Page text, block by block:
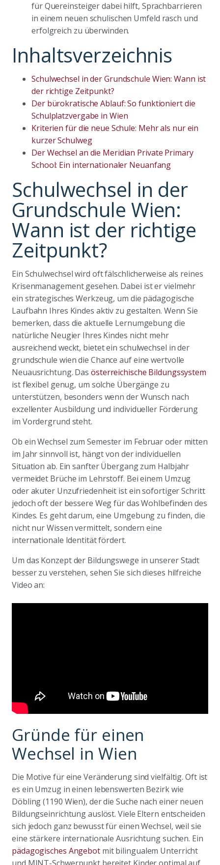
für Quereinsteiger dabei hilft, Sprachbarrieren
in einem neuen schulischen Umfeld rasch und
erfolgreich zu überwinden.
Inhaltsverzeichnis
Schulwechsel in der Grundschule Wien: Wann ist
der richtige Zeitpunkt?
Der bürokratische Ablauf: So funktioniert die
Schulplatzvergabe in Wien
Kriterien für die neue Schule: Mehr als nur ein
kurzer Schulweg
Der Wechsel an die Meridian Private Primary
School: Ein internationaler Neuanfang
Schulwechsel in der
Grundschule Wien:
Wann ist der richtige
Zeitpunkt?
Ein Schulwechsel wird oft fälschlicherweise als reines
Krisenmanagement gesehen. Dabei ist er vielmehr
ein strategisches Werkzeug, um die pädagogische
Laufbahn Ihres Kindes aktiv zu gestalten. Wenn Sie
bemerken, dass die aktuelle Lernumgebung die
natürliche Neugier Ihres Kindes nicht mehr
ausreichend weckt, bietet ein schulwechsel in der
grundschule wien die Chance auf eine wertvolle
Neuausrichtung. Das österreichische Bildungssystem
ist flexibel genug, um solche Übergänge zu
unterstützen, besonders wenn der Wunsch nach
exzellenter Ausbildung und individueller Förderung
im Vordergrund steht.
Ob ein Wechsel zum Semester im Februar oder mitten
im Jahr sinnvoll ist, hängt von der individuellen
Situation ab. Ein sanfter Übergang zum Halbjahr
vermeidet Brüche im Lehrstoff. Bei einem Umzug
oder akuter Unzufriedenheit ist ein sofortiger Schritt
jedoch oft der bessere Weg für das Wohlbefinden des
Kindes. Es geht darum, eine Umgebung zu finden, die
nicht nur Wissen vermittelt, sondern eine
internationale Identität fördert.
Um das Konzept der Bildungswege in unserer Stadt
besser zu verstehen, sehen Sie sich dieses hilfreiche
Video an:
Gründe für einen
Wechsel in Wien
Die Motive für eine Veränderung sind vielfältig. Oft ist
es ein Umzug in einen lebenswerten Bezirk wie
Döbling (1190 Wien), der die Suche nach einer neuen
Bildungseinrichtung auslöst. Viele Eltern entscheiden
sich jedoch ganz bewusst für einen Wechsel, weil sie
eine stärkere internationale Ausrichtung suchen. Ein
pädagogisches Angebotmit bilingualem Unterricht